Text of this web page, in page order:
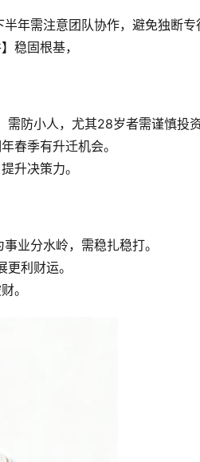
年需注意团队协作，避免独断专
稳固根基，
防小人，尤其28岁者需谨慎投资
春季有升迁机会。
升决策力。
业分水岭，需稳扎稳打。
利财运。
。